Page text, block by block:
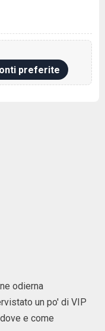
preferite
odierna
un po' di VIP
e come